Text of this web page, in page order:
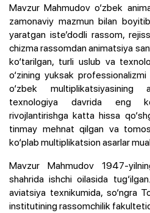
Mavzur Mahmudov o‘zbek
zamonaviy mazmun bilan
yaratgan iste’dodli rassom,
chizma rassomdan animatsiya
ko‘tarilgan, turli uslub va
o‘zining yuksak
o‘zbek multiplikatsiyasining
texnologiya davrida eng
rivojlantirishga katta hissa
tinmay mehnat qilgan va
ko‘plab multiplikatsion asarlar
Mavzur Mahmudov 1947-
shahrida ishchi oilasida
aviatsiya texnikumida, so‘ngra
institutining rassomchilik